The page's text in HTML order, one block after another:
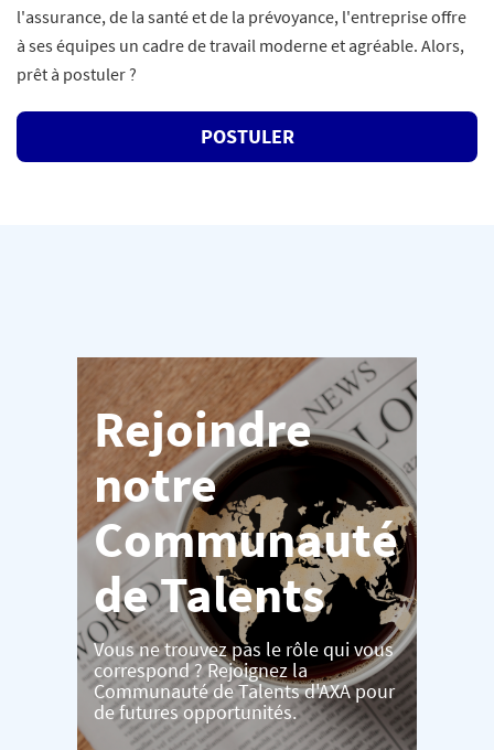
l'assurance, de la santé et de la prévoyance, l'entreprise offre
à ses équipes un cadre de travail moderne et agréable. Alors,
prêt à postuler ?
POSTULER
Rejoindre
notre
Communauté
de Talents
Vous ne trouvez pas le rôle qui vous
correspond ? Rejoignez la
Communauté de Talents d'AXA pour
de futures opportunités.